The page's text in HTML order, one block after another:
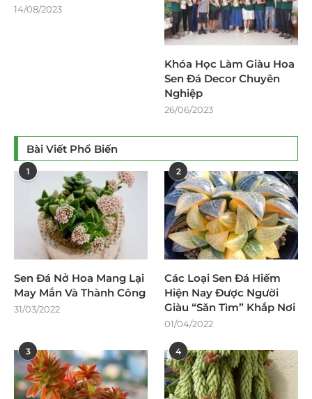
14/08/2023
Khóa Học Làm Giàu Hoa
Sen Đá Decor Chuyên
Nghiệp
26/06/2023
Bài Viết Phổ Biến
1
Sen Đá Nở Hoa Mang Lại
May Mắn Và Thành Công
31/03/2022
2
Các Loại Sen Đá Hiếm
Hiện Nay Được Người
Giàu “Săn Tìm” Khắp Nơi
01/04/2022
3 4